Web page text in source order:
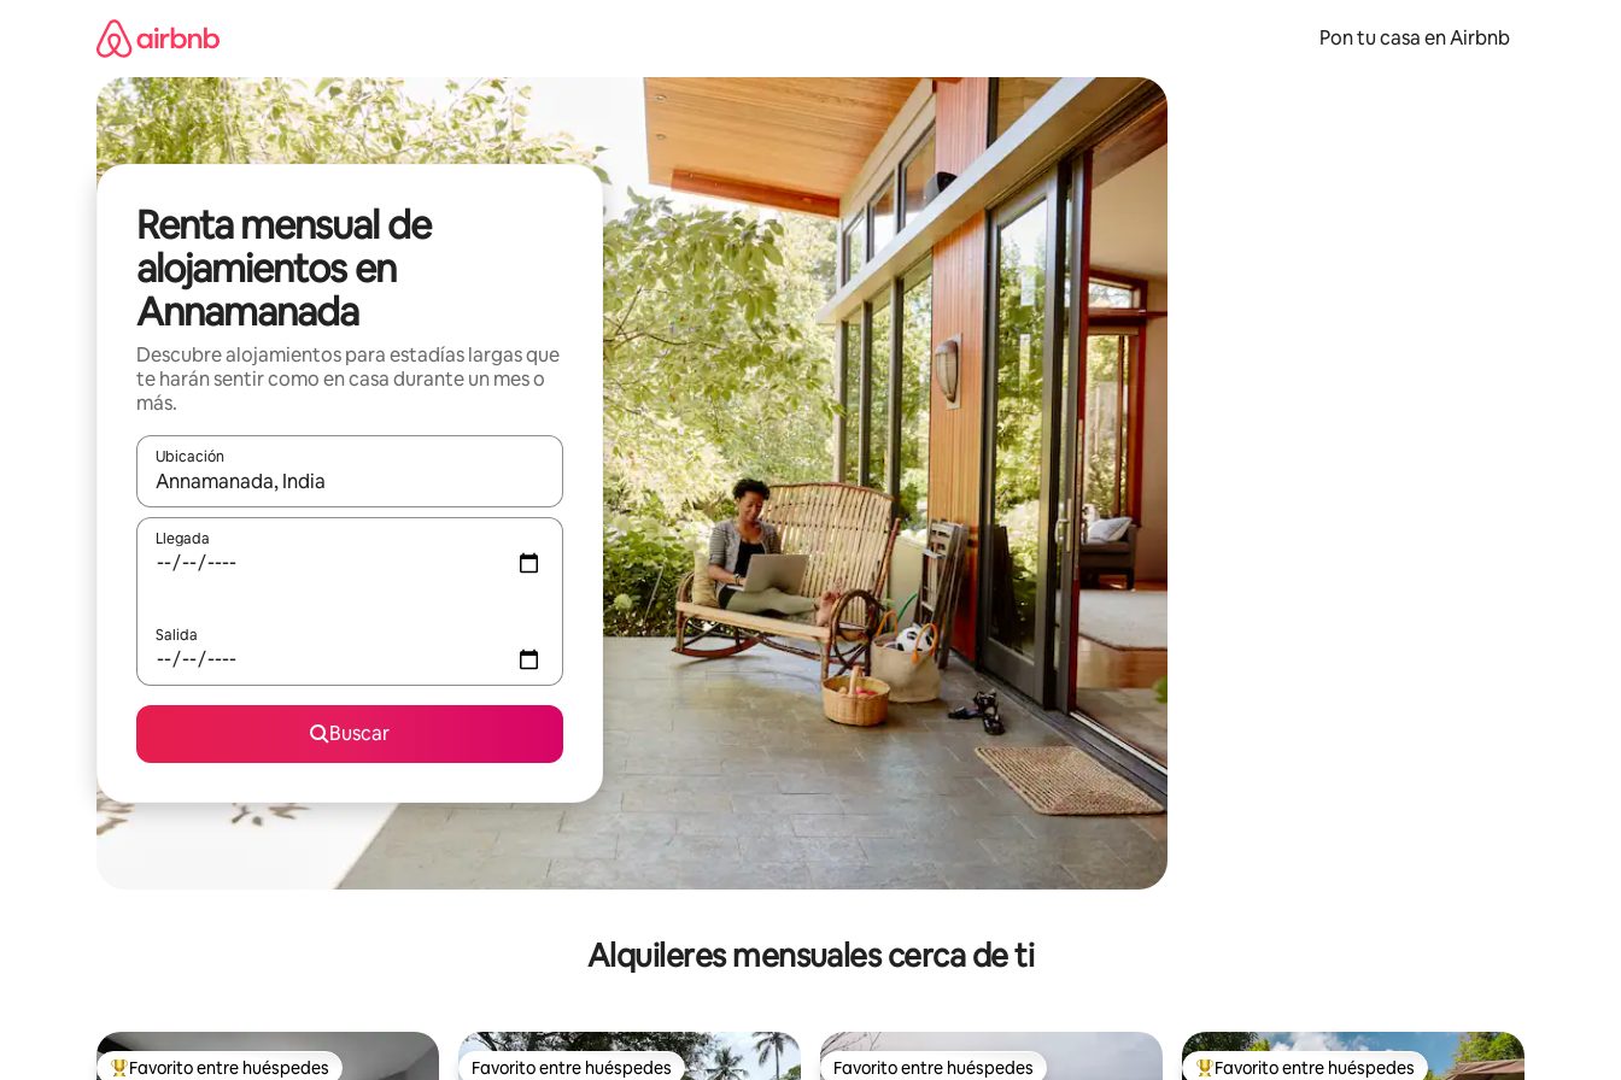
Pon tu casa en Airbnb
Renta mensual de
alojamientos en
Annamanada
Descubre alojamientos para estadías largas que
te harán sentir como en casa durante un mes o
más.
Ubicación
Cuando los resultados estén disponibles, navega con las teclas de flecha hacia arriba y hacia abajo o explora con el tacto o desliza el dedo.
Llegada
Salida
Buscar
Alquileres mensuales cerca de ti
Favorito entre huéspedes Favorito entre huéspedes Favorito entre huéspedes Favorito entre huéspedes